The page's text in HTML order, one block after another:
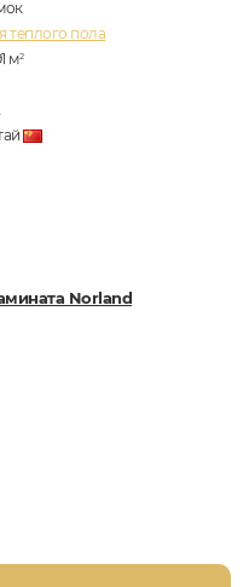
теплого пола
м2
Norland